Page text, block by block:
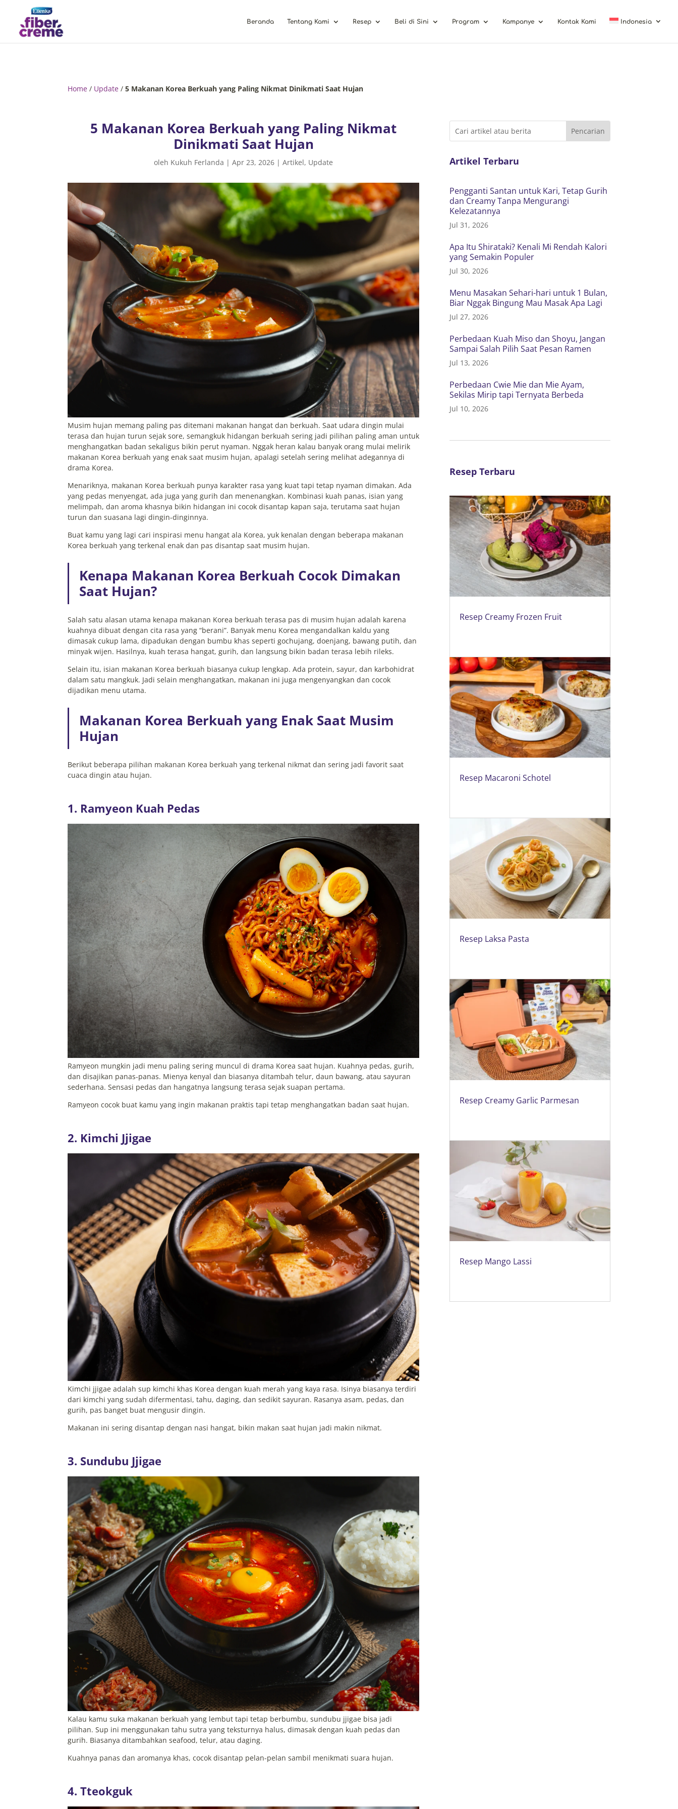
Beranda Tentang Kami Resep Beli di Sini Program Kampanye Kontak Kami Indonesia
Home / Update /5 Makanan Korea Berkuah yang Paling Nikmat Dinikmati Saat Hujan
5 Makanan Korea Berkuah yang Paling Nikmat
Dinikmati Saat Hujan
oleh Kukuh Ferlanda |Apr 23, 2026 |Artikel, Update
Musim hujan memang paling pas ditemani makanan hangat dan berkuah. Saat udara dingin mulai
terasa dan hujan turun sejak sore, semangkuk hidangan berkuah sering jadi pilihan paling aman untuk
menghangatkan badan sekaligus bikin perut nyaman. Nggak heran kalau banyak orang mulai melirik
makanan Korea berkuah yang enak saat musim hujan, apalagi setelah sering melihat adegannya di
drama Korea.
Menariknya, makanan Korea berkuah punya karakter rasa yang kuat tapi tetap nyaman dimakan. Ada
yang pedas menyengat, ada juga yang gurih dan menenangkan. Kombinasi kuah panas, isian yang
melimpah, dan aroma khasnya bikin hidangan ini cocok disantap kapan saja, terutama saat hujan
turun dan suasana lagi dingin-dinginnya.
Buat kamu yang lagi cari inspirasi menu hangat ala Korea, yuk kenalan dengan beberapa makanan
Korea berkuah yang terkenal enak dan pas disantap saat musim hujan.
Kenapa Makanan Korea Berkuah Cocok Dimakan
Saat Hujan?
Salah satu alasan utama kenapa makanan Korea berkuah terasa pas di musim hujan adalah karena
kuahnya dibuat dengan cita rasa yang “berani”. Banyak menu Korea mengandalkan kaldu yang
dimasak cukup lama, dipadukan dengan bumbu khas seperti gochujang, doenjang, bawang putih, dan
minyak wijen. Hasilnya, kuah terasa hangat, gurih, dan langsung bikin badan terasa lebih rileks.
Selain itu, isian makanan Korea berkuah biasanya cukup lengkap. Ada protein, sayur, dan karbohidrat
dalam satu mangkuk. Jadi selain menghangatkan, makanan ini juga mengenyangkan dan cocok
dijadikan menu utama.
Makanan Korea Berkuah yang Enak Saat Musim
Hujan
Berikut beberapa pilihan makanan Korea berkuah yang terkenal nikmat dan sering jadi favorit saat
cuaca dingin atau hujan.
1. Ramyeon Kuah Pedas
Ramyeon mungkin jadi menu paling sering muncul di drama Korea saat hujan. Kuahnya pedas, gurih,
dan disajikan panas-panas. Mienya kenyal dan biasanya ditambah telur, daun bawang, atau sayuran
sederhana. Sensasi pedas dan hangatnya langsung terasa sejak suapan pertama.
Ramyeon cocok buat kamu yang ingin makanan praktis tapi tetap menghangatkan badan saat hujan.
2. Kimchi Jjigae
Kimchi jjigae adalah sup kimchi khas Korea dengan kuah merah yang kaya rasa. Isinya biasanya terdiri
dari kimchi yang sudah difermentasi, tahu, daging, dan sedikit sayuran. Rasanya asam, pedas, dan
gurih, pas banget buat mengusir dingin.
Makanan ini sering disantap dengan nasi hangat, bikin makan saat hujan jadi makin nikmat.
3. Sundubu Jjigae
Kalau kamu suka makanan berkuah yang lembut tapi tetap berbumbu, sundubu jjigae bisa jadi
pilihan. Sup ini menggunakan tahu sutra yang teksturnya halus, dimasak dengan kuah pedas dan
gurih. Biasanya ditambahkan seafood, telur, atau daging.
Kuahnya panas dan aromanya khas, cocok disantap pelan-pelan sambil menikmati suara hujan.
4. Tteokguk
Artikel Terbaru
Pengganti Santan untuk Kari, Tetap Gurih
dan Creamy Tanpa Mengurangi
Kelezatannya
Jul 31, 2026
Apa Itu Shirataki? Kenali Mi Rendah Kalori
yang Semakin Populer
Jul 30, 2026
Menu Masakan Sehari-hari untuk 1 Bulan,
Biar Nggak Bingung Mau Masak Apa Lagi
Jul 27, 2026
Perbedaan Kuah Miso dan Shoyu, Jangan
Sampai Salah Pilih Saat Pesan Ramen
Jul 13, 2026
Perbedaan Cwie Mie dan Mie Ayam,
Sekilas Mirip tapi Ternyata Berbeda
Jul 10, 2026
Resep Terbaru
Resep Creamy Frozen Fruit
Resep Macaroni Schotel
Resep Laksa Pasta
Resep Creamy Garlic Parmesan
Resep Mango Lassi